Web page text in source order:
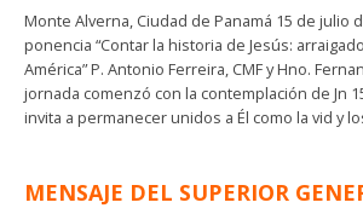
Monte Alverna, Ciudad de Panamá 15 de julio
ponencia “Contar la historia de Jesús:
América” P. Antonio Ferreira, CMF y Hno.
jornada comenzó con la contemplación de Jn
invita a permanecer unidos a Él como la vid y
MENSAJE DEL SUPERIOR